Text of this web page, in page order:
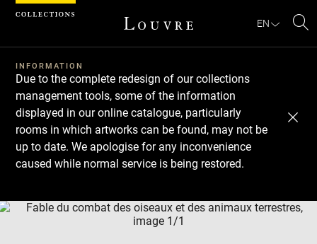
EN
INFORMATION
Due to the complete redesign of our collections
management tools, some of the information
displayed in our online catalogue, particularly
rooms in which artworks can be found, may not be
up to date. We apologise for any inconvenience
caused while normal service is being restored.
Download
Next
Previous
Cookies management panel